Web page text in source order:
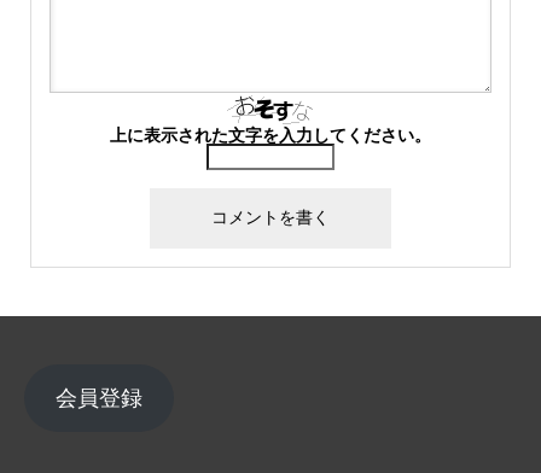
上に表示された文字を入力してください。
会員登録